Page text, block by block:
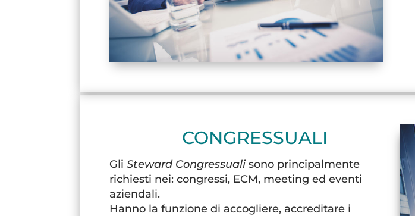
CONGRESSUALI
GliSteward Congressualisono principalmente
richiesti nei: congressi, ECM, meeting ed eventi
aziendali.
Hanno la funzione di accogliere, accreditare i